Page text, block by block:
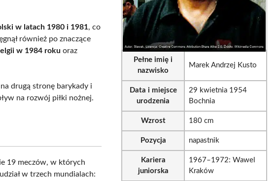
w latach 1980 i 1981, co
również po znaczące
w 1984 roku oraz
drugą stronę barykady i
na rozwój piłki nożnej.
19 meczów, w których
w trzech mundialach:
Pełne imię i
nazwisko
Marek Andrzej Kusto
Data i miejsce
urodzenia
29 kwietnia 1954
Bochnia
Wzrost 180 cm
Pozycja napastnik
Kariera
juniorska
1967–1972: Wawel
Kraków